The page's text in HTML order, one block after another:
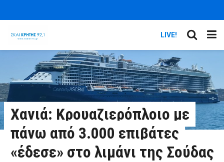
LIVE!
Χανιά: Κρουαζιερόπλοιο με
πάνω από 3.000 επιβάτες
«έδεσε» στο λιμάνι της Σούδας